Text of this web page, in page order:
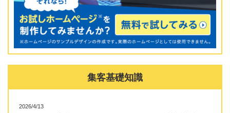
集客基礎知識
2026/4/13